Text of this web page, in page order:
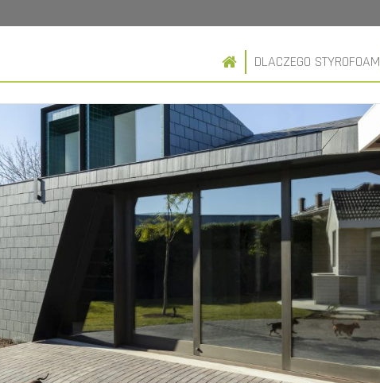
DLACZEGO STYROFOAM